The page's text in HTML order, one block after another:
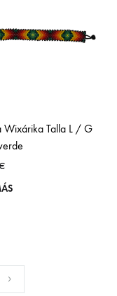
Wixárika Talla L / G